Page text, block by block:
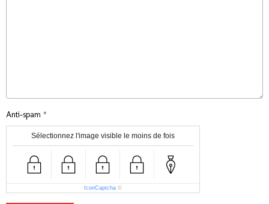
Anti-spam
Sélectionnez l'image visible le moins de fois
IconCaptcha ©